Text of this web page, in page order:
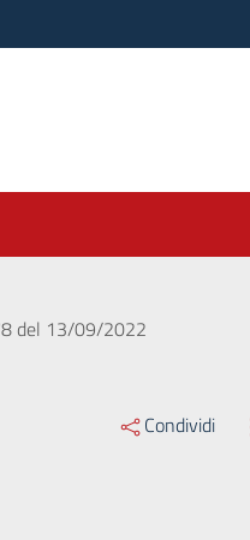
del 13/09/2022
Condividi